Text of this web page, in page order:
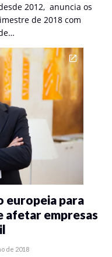
2012, anuncia os
de 2018 com
europeia para
afetar empresas
de 2018